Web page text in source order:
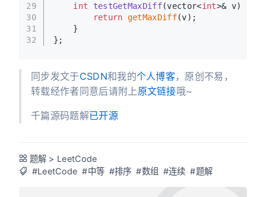
29
30
31
32
int testGetMaxDiff(vector<int>& v)
return getMaxDiff(v);
    }
};
同步发文于CSDN和我的个人博客，原创不易，
转载经作者同意后请附上 原文链接哦~
千篇源码题解已开源
题解 > LeetCode
#LeetCode #中等 #排序 #数组 #连续 #题解